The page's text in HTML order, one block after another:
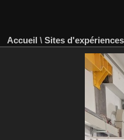
Accueil \ Sites